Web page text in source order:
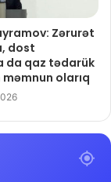
Zərurət
dost
da qaz tədarük
olarıq